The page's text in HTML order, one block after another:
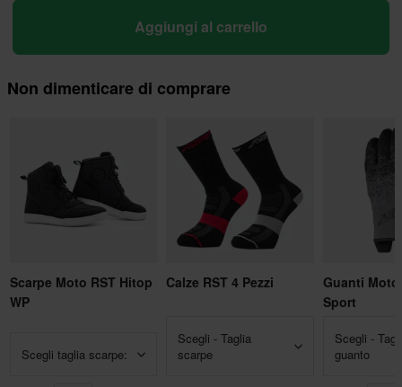
Aggiungi al carrello
Non dimenticare di comprare
Scarpe Moto RST Hitop
WP
Scegli taglia scarpe:
Calze RST 4 Pezzi
Scegli - Taglia
scarpe
Guanti Moto
Sport
Scegli -
guanto